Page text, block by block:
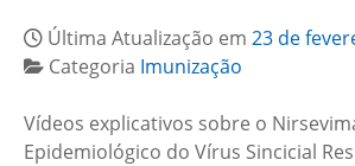
Última Atualização em 23 de
Categoria Imunização
Vídeos explicativos sobre o
Epidemiológico do Vírus Sincicial